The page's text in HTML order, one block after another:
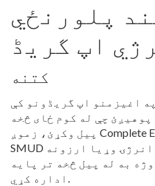
پلورنځي
اپ گریڈ
کتنه
اغیزمنو اپ گریڈونو کې
چې له کوم ځای څخه
پیل وکړئ، زموږ Complete Energy Solutions پروګرام د
SMUD مجاز انرژۍ مسلکي لخوا د انرژۍ وړیا ارزونه
به له پیل څخه تر پایه
اداره کړي.